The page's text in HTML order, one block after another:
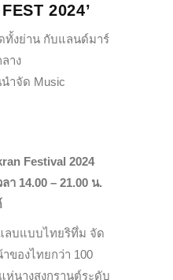
2024’
ทั้งย่าน กับแลนด์มาร์
าง
ำจัด Music
Festival 2024
า 14.00 – 21.00 น.
บแบบไทยริทึ่ม จัด
ของไทยกว่า 100
นางสงกรานต์ระดับ